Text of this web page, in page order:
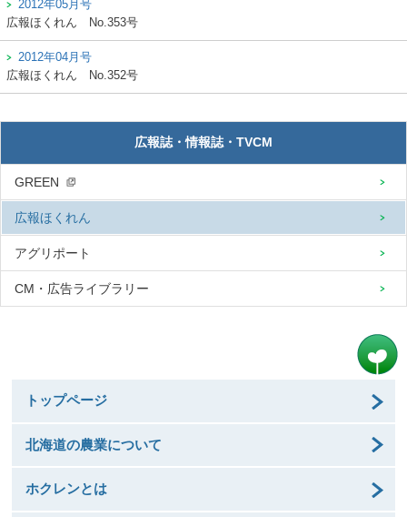
2012年05月号
広報ほくれん
No.353号
2012年04月号
広報ほくれん
No.352号
広報誌・情報誌・TVCM
GREEN
広報ほくれん
アグリポート
CM・広告ライブラリー
トップページ
北海道の農業について
ホクレンとは